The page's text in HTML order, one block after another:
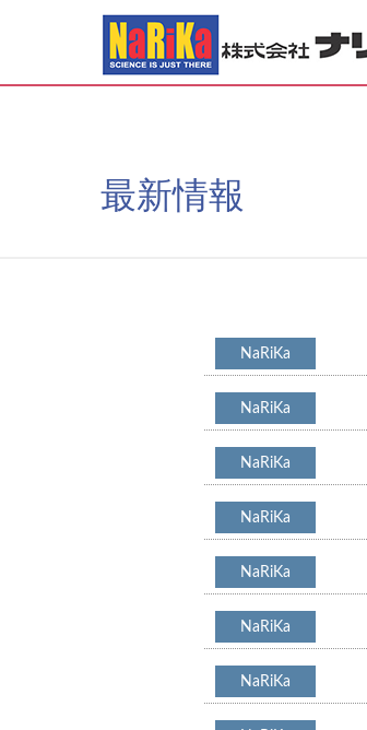
最新情報